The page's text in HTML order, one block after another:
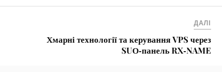
ДАЛІ
Хмарні технології та керування VPS через
SUО‑панель RX‑NAME